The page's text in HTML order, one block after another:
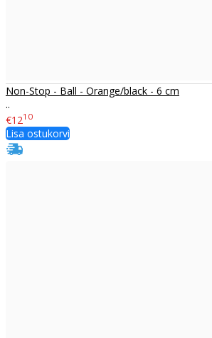
Non-Stop - Ball - Orange/black - 6 cm
..
€1210
Lisa ostukorvi